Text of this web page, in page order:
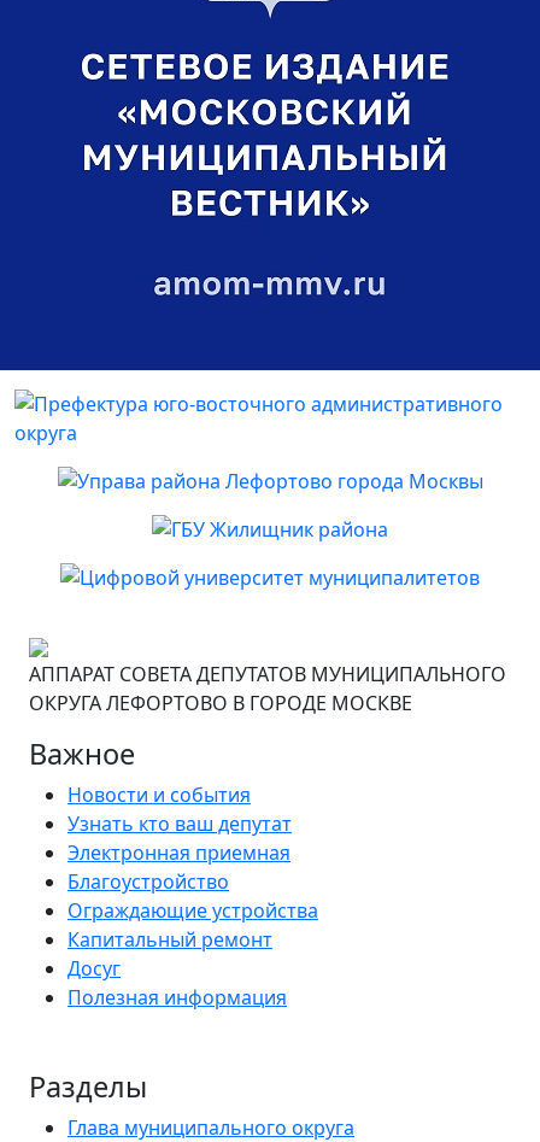
АППАРАТ СОВЕТА ДЕПУТАТОВ МУНИЦИПАЛЬНОГО
ОКРУГА ЛЕФОРТОВО В ГОРОДЕ МОСКВЕ
Важное
Новости и события
Узнать кто ваш депутат
Электронная приемная
Благоустройство
Ограждающие устройства
Капитальный ремонт
Досуг
Полезная информация
Разделы
Глава муниципального округа